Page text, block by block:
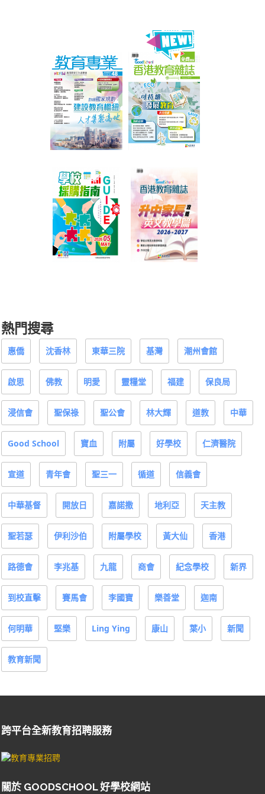
熱門搜尋
惠僑 沈香林 東華三院 基灣 潮州會館
啟思 佛教 明愛 靈糧堂 福建 保良局
浸信會 聖保祿 聖公會 林大輝 道教 中華
Good School 寶血 附屬 好學校 仁濟醫院
宣道 青年會 聖三一 循道 信義會
中華基督 開放日 嘉諾撒 地利亞 天主教
聖若瑟 伊利沙伯 附屬學校 黃大仙 香港
路德會 李兆基 九龍 商會 紀念學校 新界
到校直擊 賽馬會 李國寶 樂善堂 迦南
何明華 堅樂 Ling Ying 康山 葉小 新聞
教育新聞
跨平台全新教育招聘服務
關於 GOODSCHOOL 好學校網站